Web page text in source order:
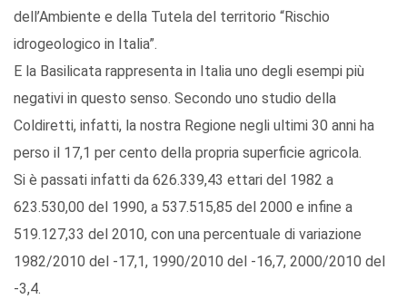
dell’Ambiente e della Tutela del territorio “Rischio
idrogeologico in Italia”.
E la Basilicata rappresenta in Italia uno degli esempi più
negativi in questo senso. Secondo uno studio della
Coldiretti, infatti, la nostra Regione negli ultimi 30 anni ha
perso il 17,1 per cento della propria superficie agricola.
Si è passati infatti da 626.339,43 ettari del 1982 a
623.530,00 del 1990, a 537.515,85 del 2000 e infine a
519.127,33 del 2010, con una percentuale di variazione
1982/2010 del -17,1, 1990/2010 del -16,7, 2000/2010 del
-3,4.